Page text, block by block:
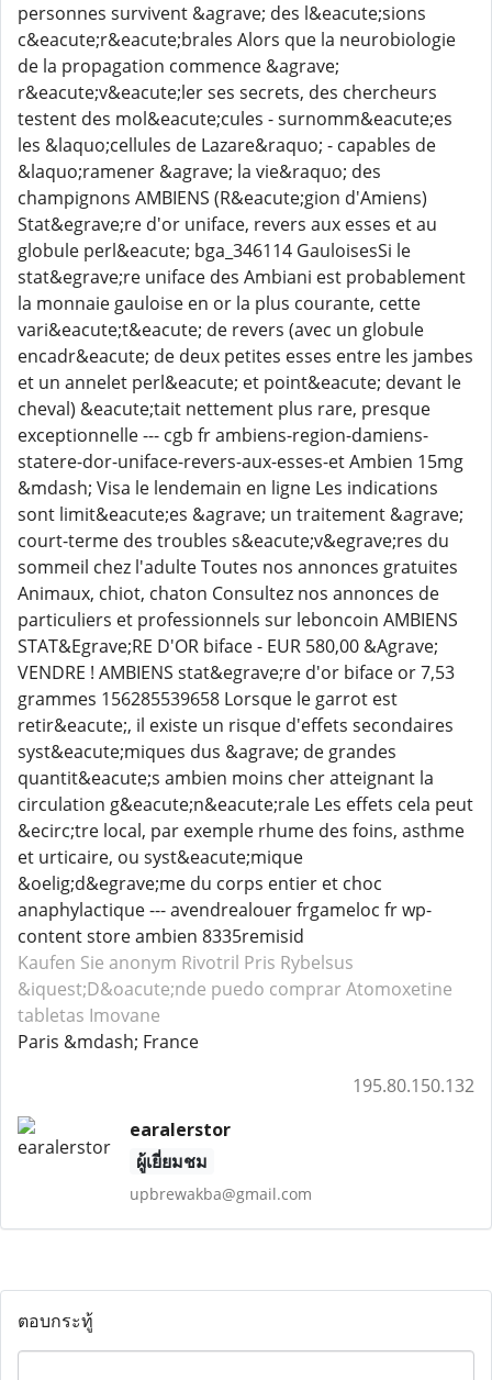
personnes survivent &agrave; des l&eacute;sions
c&eacute;r&eacute;brales Alors que la neurobiologie
de la propagation commence &agrave;
r&eacute;v&eacute;ler ses secrets, des chercheurs
testent des mol&eacute;cules - surnomm&eacute;es
les &laquo;cellules de Lazare&raquo; - capables de
&laquo;ramener &agrave; la vie&raquo; des
champignons AMBIENS (R&eacute;gion d'Amiens)
Stat&egrave;re d'or uniface, revers aux esses et au
globule perl&eacute; bga_346114 GauloisesSi le
stat&egrave;re uniface des Ambiani est probablement
la monnaie gauloise en or la plus courante, cette
vari&eacute;t&eacute; de revers (avec un globule
encadr&eacute; de deux petites esses entre les jambes
et un annelet perl&eacute; et point&eacute; devant le
cheval) &eacute;tait nettement plus rare, presque
exceptionnelle --- cgb fr ambiens-region-damiens-
statere-dor-uniface-revers-aux-esses-et Ambien 15mg
&mdash; Visa le lendemain en ligne Les indications
sont limit&eacute;es &agrave; un traitement &agrave;
court-terme des troubles s&eacute;v&egrave;res du
sommeil chez l'adulte Toutes nos annonces gratuites
Animaux, chiot, chaton Consultez nos annonces de
particuliers et professionnels sur leboncoin AMBIENS
STAT&Egrave;RE D'OR biface - EUR 580,00 &Agrave;
VENDRE ! AMBIENS stat&egrave;re d'or biface or 7,53
grammes 156285539658 Lorsque le garrot est
retir&eacute;, il existe un risque d'effets secondaires
syst&eacute;miques dus &agrave; de grandes
quantit&eacute;s ambien moins cher atteignant la
circulation g&eacute;n&eacute;rale Les effets cela peut
&ecirc;tre local, par exemple rhume des foins, asthme
et urticaire, ou syst&eacute;mique
&oelig;d&egrave;me du corps entier et choc
anaphylactique --- avendrealouer frgameloc fr wp-
content store ambien 8335remisid
Kaufen Sie anonym Rivotril Pris Rybelsus
&iquest;D&oacute;nde puedo comprar Atomoxetine
tabletas Imovane
Paris &mdash; France
195.80.150.132
earalerstor
ผู้เยี่ยมชม
upbrewakba@gmail.com
ตอบกระทู้